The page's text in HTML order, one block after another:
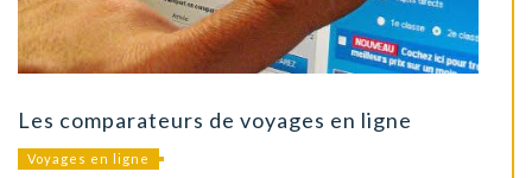
Les comparateurs de voyages en ligne
Voyages en ligne